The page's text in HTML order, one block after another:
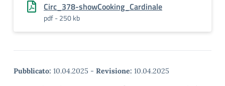
Circ_378-showCooking_Cardinale
pdf - 250 kb
Pubblicato: 10.04.2025 - Revisione: 10.04.2025